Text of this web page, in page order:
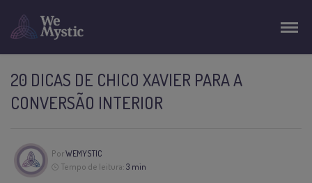
20 DICAS DE CHICO XAVIER PARA A
CONVERSÃO INTERIOR
PorWEMYSTIC
Tempo de leitura: 3 min